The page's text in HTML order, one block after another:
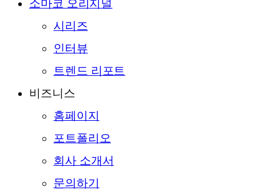
소마코 오리지널
시리즈
인터뷰
트렌드 리포트
비즈니스
홈페이지
포트폴리오
회사 소개서
문의하기